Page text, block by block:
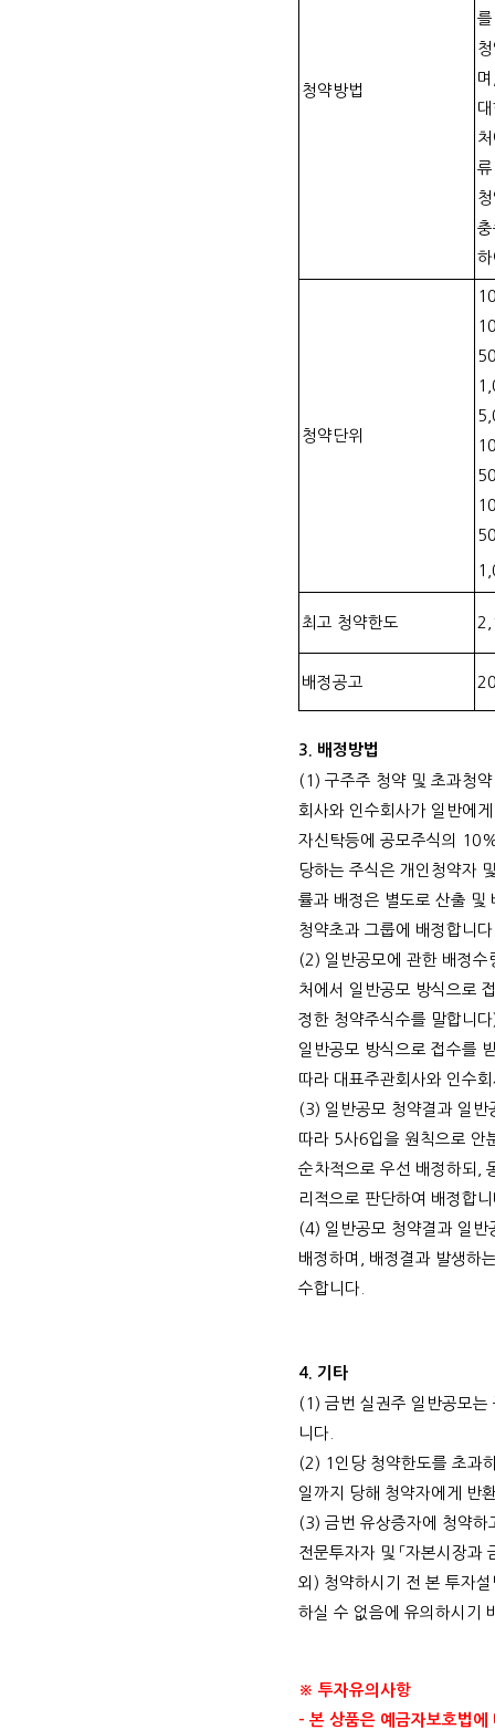
청약방법
며
청약단위
최고 청약한도
배정공고
3. 배정방법
(1) 구주주 청약 및 초과청
회사와 인수회사가 일반에
자신탁등에 공모주식의
당하는 주식은 개인청약자
률과 배정은 별도로 산출 및
청약초과 그룹에 배정합니다
(2) 일반공모에 관한 배정
처에서 일반공모 방식으로
정한 청약주식수를 말합니다
일반공모 방식으로 접수를
따라 대표주관회사와 인수
(3) 일반공모 청약결과 일
따라 5사6입을 원칙으로 안
순차적으로 우선 배정하되
리적으로 판단하여 배정합
(4) 일반공모 청약결과 일
배정하며
배정결과 발생하
수합니다
4. 기타
(1) 금번 실권주 일반공모는
니다
(2) 1 인당 청약한도를 초과
일까지 당해 청약자에게 반
(3) 금번 유상증자에 청약하
전문투자자 및 「자본시장과
외 ) 청약하시기 전 본 투자
하실 수 없음에 유의하시기
※ 투자유의사항
- 본 상품은 예금자보호법에